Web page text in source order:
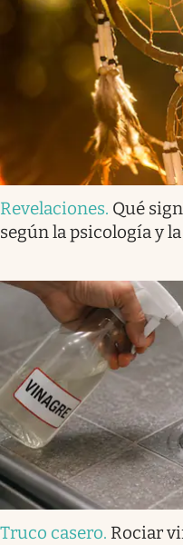
Revelaciones. Qué
según la psicología y
Truco casero. Rociar